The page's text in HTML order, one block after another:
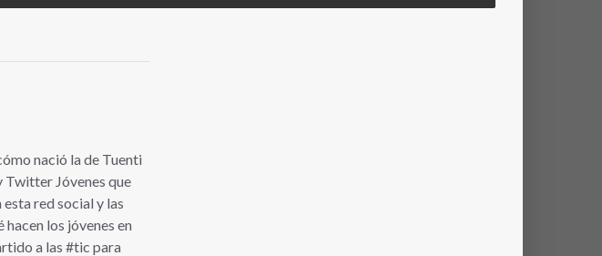
nació la de Tuenti
Twitter Jóvenes que
red social y las
los jóvenes en
a las #tic para